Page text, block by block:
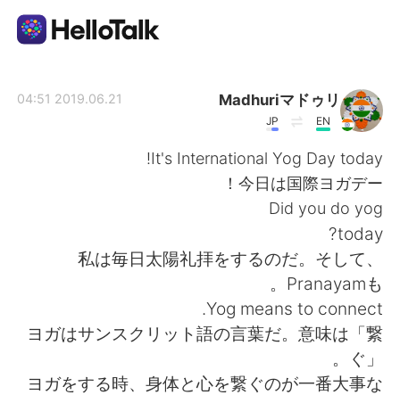
English 简体中文
Español
Madhuriマドゥリ
EN
JP
2019.06.21 04:51
It's International Yog Day today!
今日は国際ヨガデー！
Did you do yog
today?
私は毎日太陽礼拝をするのだ。そして、
Pranayamも。
Yog means to connect.
ヨガはサンスクリット語の言葉だ。意味は「繋
ぐ」。
ヨガをする時、身体と心を繋ぐのが一番大事な